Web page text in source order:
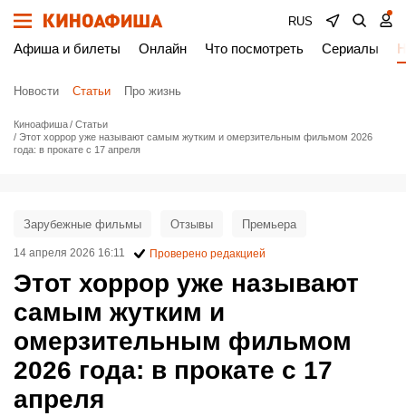
RUS
Афиша и билеты Онлайн Что посмотреть Сериалы
Новости Статьи Про жизнь
Киноафиша
Статьи
Этот хоррор уже называют самым жутким и омерзительным фильмом 2026
года: в прокате с 17 апреля
Этот хоррор уже называют
самым жутким и
омерзительным фильмом
2026 года: в прокате с 17
апреля
Зарубежные фильмы Отзывы Премьера
14 апреля 2026 16:11 Проверено редакцией